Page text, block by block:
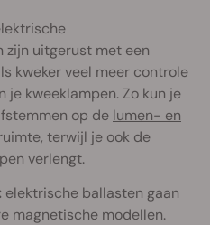
zijn uitgerust met een
kweker veel meer controle
je kweeklampen. Zo kun je
op de lumen- en
terwijl je ook de
verlengt.
elektrische ballasten gaan
magnetische modellen.